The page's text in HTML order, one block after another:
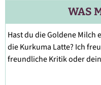
WAS
Hast du die Goldene
die Kurkuma Latte? Ich
freundliche Kritik oder